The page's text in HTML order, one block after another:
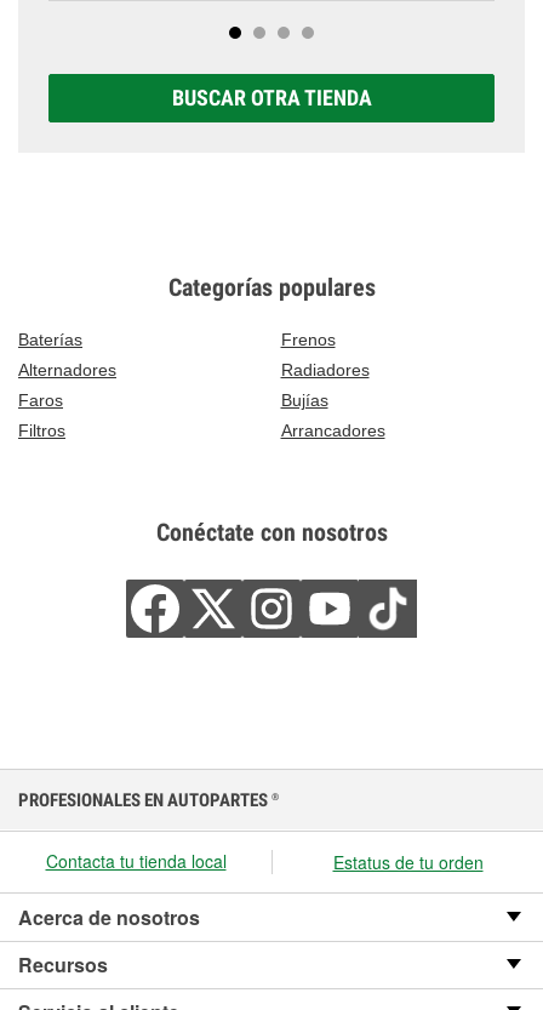
BUSCAR OTRA TIENDA
Categorías populares
Baterías
Frenos
Alternadores
Radiadores
Faros
Bujías
Filtros
Arrancadores
Conéctate con nosotros
PROFESIONALES EN AUTOPARTES ®
Contacta tu tienda local Estatus de tu orden
Acerca de nosotros
Recursos